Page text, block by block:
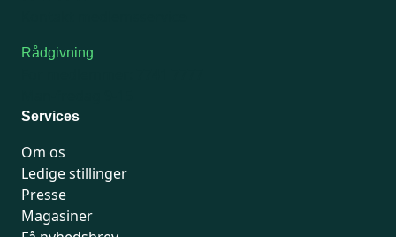
Rådgivning
Services
Om os
Ledige stillinger
Presse
Magasiner